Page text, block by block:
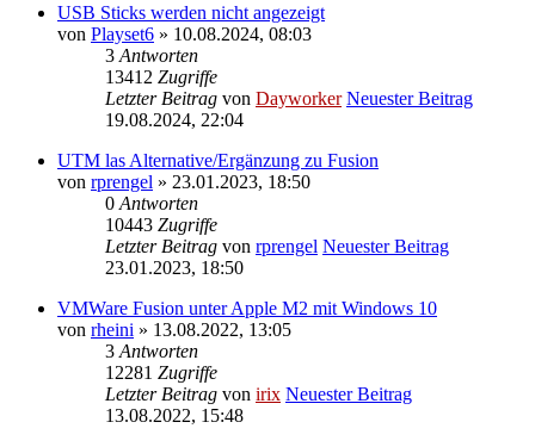
USB Sticks werden nicht angezeigt
von Playset6 » 10.08.2024, 08:03
3 Antworten
13412 Zugriffe
Letzter Beitrag von Dayworker Neuester Beitrag
19.08.2024, 22:04
UTM las Alternative/Ergänzung zu Fusion
von rprengel » 23.01.2023, 18:50
0 Antworten
10443 Zugriffe
Letzter Beitrag von rprengel Neuester Beitrag
23.01.2023, 18:50
VMWare Fusion unter Apple M2 mit Windows 10
von rheini » 13.08.2022, 13:05
3 Antworten
12281 Zugriffe
Letzter Beitrag von irix Neuester Beitrag
13.08.2022, 15:48